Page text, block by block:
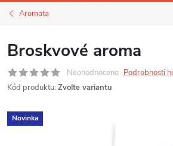
Aromata
Broskvové aroma
Neohodnoceno Podrobnosti
Kód produktu: Zvolte variantu
Novinka